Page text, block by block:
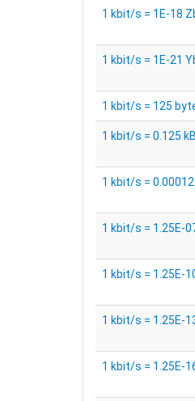
1 kbit/s = 1E-18
1 kbit/s = 1E-21
1 kbit/s = 125
1 kbit/s = 0.125
1 kbit/s =
1 kbit/s = 1.25E-
1 kbit/s = 1.25E-
1 kbit/s = 1.25E-
1 kbit/s = 1.25E-